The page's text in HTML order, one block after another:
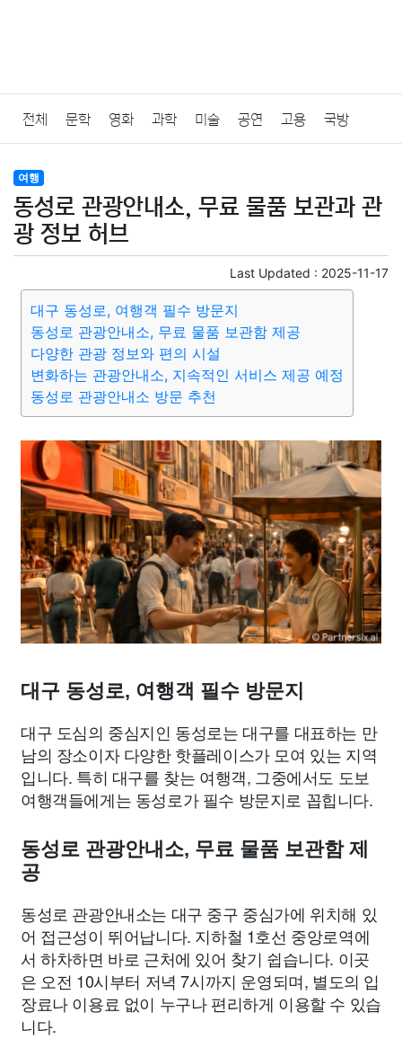
전체 문학 영화 과학 미술 공연 고용 국방
법률
질병 가요 방송 일상 주식 암호화폐 블록체인
미용 증권 인테리어
요리 상품리뷰 원예 금융 게임
대출 자동차 취미 여행 맛집 IT 컴퓨터 기술
종교 사회 정치 건강 의료 의학 경제 마케팅
부동산 외국어 교육 교통 생활 기타
여행
동성로 관광안내소, 무료 물품 보관과 관
광 정보 허브
Last Updated : 2025-11-17
대구 동성로, 여행객 필수 방문지
동성로 관광안내소, 무료 물품 보관함 제공
다양한 관광 정보와 편의 시설
변화하는 관광안내소, 지속적인 서비스 제공 예정
동성로 관광안내소 방문 추천
대구 동성로, 여행객 필수 방문지
대구 도심의 중심지인 동성로는 대구를 대표하는 만
남의 장소이자 다양한 핫플레이스가 모여 있는 지역
입니다. 특히 대구를 찾는 여행객, 그중에서도 도보
여행객들에게는 동성로가 필수 방문지로 꼽힙니다.
동성로 관광안내소, 무료 물품 보관함 제
공
동성로 관광안내소는 대구 중구 중심가에 위치해 있
어 접근성이 뛰어납니다. 지하철 1호선 중앙로역에
서 하차하면 바로 근처에 있어 찾기 쉽습니다. 이곳
은 오전 10시부터 저녁 7시까지 운영되며, 별도의 입
장료나 이용료 없이 누구나 편리하게 이용할 수 있습
니다.